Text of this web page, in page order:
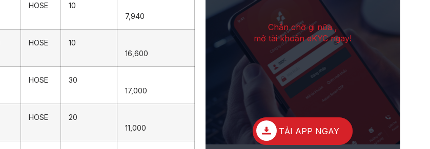
HOSE
10
7,940
HOSE
10
16,600
HOSE
30
17,000
HOSE
20
11,000
Chần chờ gi nữa ,
mở tài khoản eKYC ngay!
TẢI APP NGAY